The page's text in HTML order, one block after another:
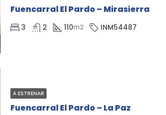
Fuencarral El Pardo – Mirasierra
3 2 110m2 INM54487
A ESTRENAR
Fuencarral El Pardo – La Paz